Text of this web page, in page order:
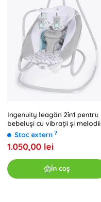
Ingenuity leagăn 2în1 pentru
bebeluși cu vibrații și melodii
Raylan, alimentare USB
Stoc extern ?
1.050,00 lei
În coș